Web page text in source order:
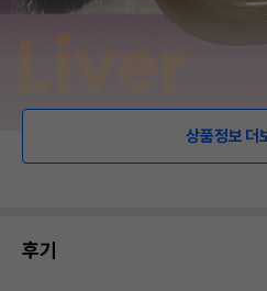
상품정보 더
후기